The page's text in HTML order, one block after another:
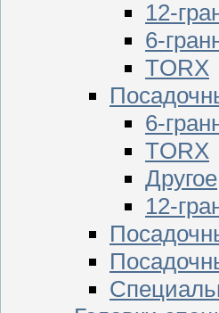
12-
6-
TORX
6-
TORX
Другое
12-